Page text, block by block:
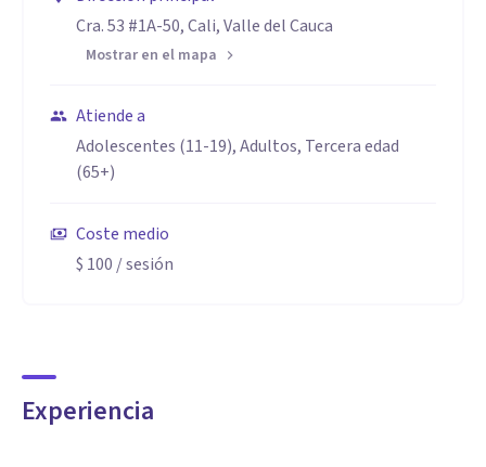
Cra. 53 #1A-50, Cali, Valle del Cauca
Mostrar en el mapa
Atiende a
Adolescentes (11-19), Adultos, Tercera edad
(65+)
Coste medio
$ 100 / sesión
Experiencia